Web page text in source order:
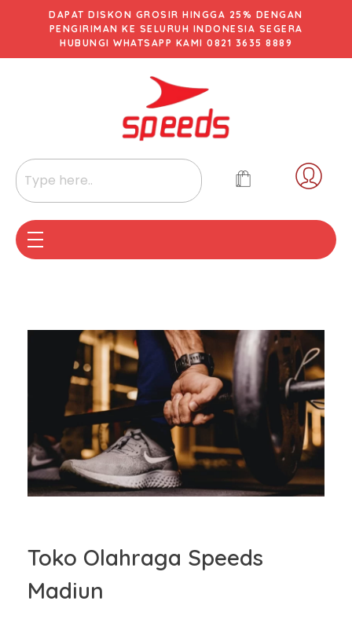
DAPAT DISKON GROSIR HINGGA 25% DENGAN
PENGIRIMAN KE SELURUH INDONESIA SEGERA
HUBUNGI WHATSAPP KAMI 0821 3635 8889
Toko Olahraga Speeds
Madiun